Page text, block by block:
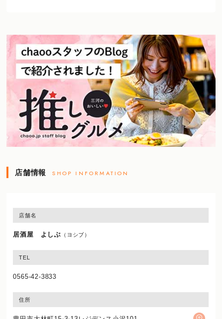
店舗情報 SHOP INFORMATION
店舗名
居酒屋 よしぶ （ヨシブ）
TEL
0565-42-3833
住所